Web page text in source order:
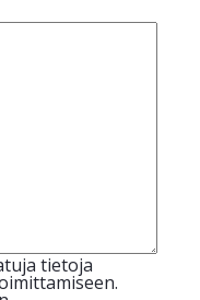
tietoja